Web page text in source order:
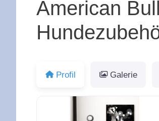
American
Profil Galerie